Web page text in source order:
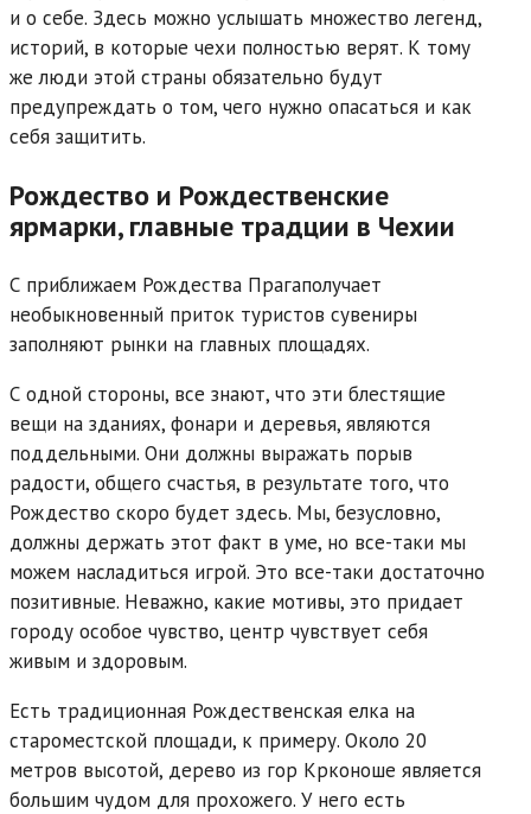
и о себе. Здесь можно услышать множество легенд,
историй, в которые чехи полностью верят. К тому
же люди этой страны обязательно будут
предупреждать о том, чего нужно опасаться и как
себя защитить.
Рождество и Рождественские
ярмарки, главные традции в Чехии
С приближаем Рождества Прагаполучает
необыкновенный приток туристов сувениры
заполняют рынки на главных площадях.
С одной стороны, все знают, что эти блестящие
вещи на зданиях, фонари и деревья, являются
поддельными. Они должны выражать порыв
радости, общего счастья, в результате того, что
Рождество скоро будет здесь. Мы, безусловно,
должны держать этот факт в уме, но все-таки мы
можем насладиться игрой. Это все-таки достаточно
позитивные. Неважно, какие мотивы, это придает
городу особое чувство, центр чувствует себя
живым и здоровым.
Есть традиционная Рождественская елка на
староместской площади, к примеру. Около 20
метров высотой, дерево из гор Крконоше является
большим чудом для прохожего. У него есть